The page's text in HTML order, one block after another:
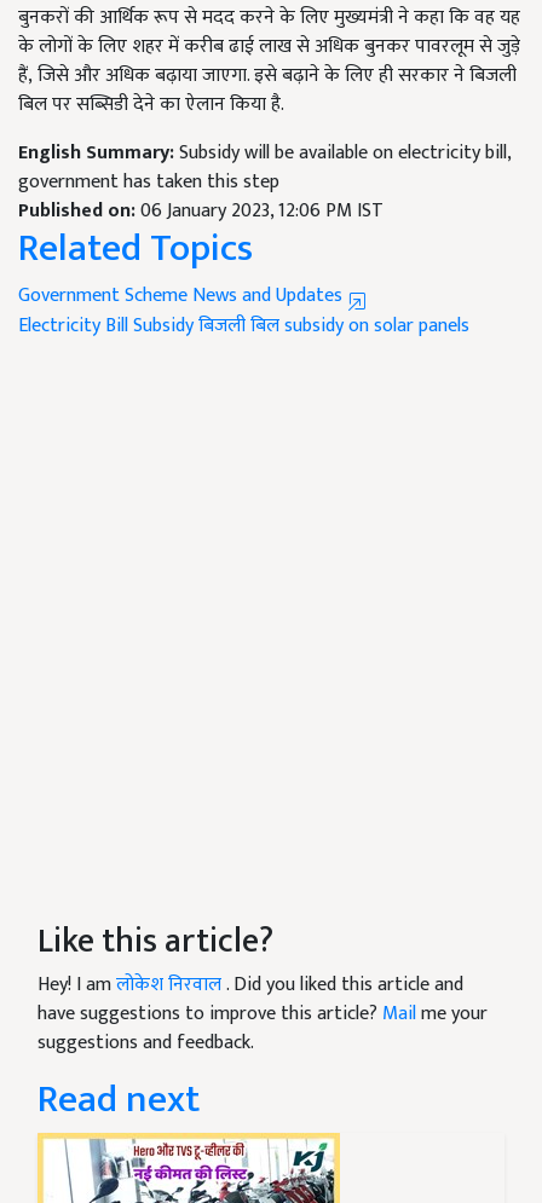
बुनकरों की आर्थिक रूप से मदद करने के लिए मुख्यमंत्री ने कहा कि वह यह
के लोगों के लिए शहर में करीब ढाई लाख से अधिक बुनकर पावरलूम से जुड़े
हैं,जिसे और अधिक बढ़ाया जाएगा. इसे बढ़ाने केलिए ही सरकार ने बिजली
बिल पर सब्सिडी देने का ऐलान किया है.
English Summary:Subsidy will be available on electricity bill,
government has taken this step
Published on:06 January 2023, 12:06 PM IST
Related Topics
Government Scheme News and Updates
Electricity Bill Subsidyबिजली बिलsubsidy on solar panels
Like this article?
Hey! I amलोकेश निरवाल. Did you liked this article and
have suggestions to improve this article? Mailme your
suggestions and feedback.
Read next